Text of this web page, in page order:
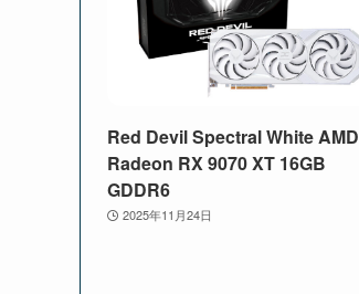
Red Devil Spectral White AMD
Radeon RX 9070 XT 16GB
GDDR6
2025年11月24日